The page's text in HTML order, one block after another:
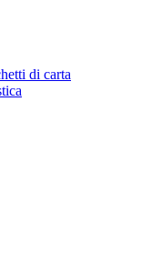
di carta